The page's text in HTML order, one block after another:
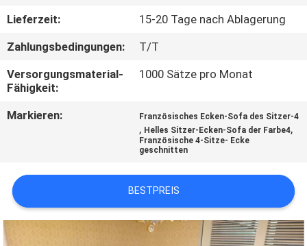
SITEMAP
PRIVACY
POLICY
Lieferzeit:
15-20 Tage nach Ablagerung
Zahlungsbedingungen:
T/T
Versorgungsmaterial-
Fähigkeit:
1000 Sätze pro Monat
Markieren: Französisches Ecken-Sofa des Sitzer-4
, Helles Sitzer-Ecken-Sofa der Farbe4,
Französische 4-Sitze- Ecke
geschnitten
BESTPREIS